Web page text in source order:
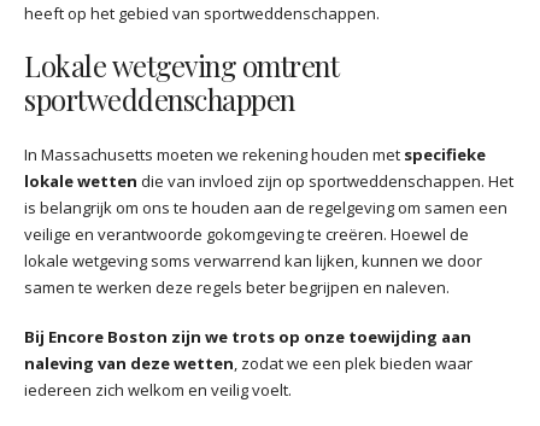
heeft op het gebied van sportweddenschappen.
Lokale wetgeving omtrent
sportweddenschappen
In Massachusetts moeten we rekening houden met specifieke
lokale wetten die van invloed zijn op sportweddenschappen. Het
is belangrijk om ons te houden aan de regelgeving om samen een
veilige en verantwoorde gokomgeving te creëren. Hoewel de
lokale wetgeving soms verwarrend kan lijken, kunnen we door
samen te werken deze regels beter begrijpen en naleven.
Bij Encore Boston zijn we trots op onze toewijding aan
naleving van deze wetten, zodat we een plek bieden waar
iedereen zich welkom en veilig voelt.